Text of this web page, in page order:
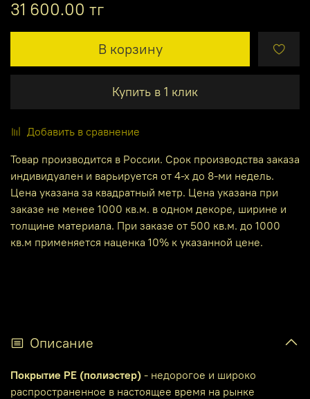
31 600.00 тг
В корзину
Купить в 1 клик
Добавить в сравнение
Товар производится в России. Срок производства заказа
индивидуален и варьируется от 4-х до 8-ми недель.
Цена указана за квадратный метр. Цена указана при
заказе не менее 1000 кв.м. в одном декоре, ширине и
толщине материала. При заказе от 500 кв.м. до 1000
кв.м применяется наценка 10% к указанной цене.
Описание
Покрытие PE (полиэстер) - недорогое и широко
распространенное в настоящее время на рынке